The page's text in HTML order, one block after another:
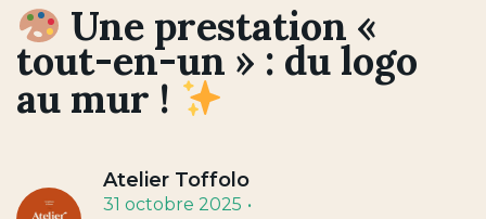
Une prestation «
tout-en-un » : du logo
au mur !
Atelier Toffolo
31 octobre 2025